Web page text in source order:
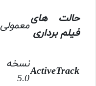
حالت های
فیلم برداری
معمولی
ActiveTrack
نسخه
5.0